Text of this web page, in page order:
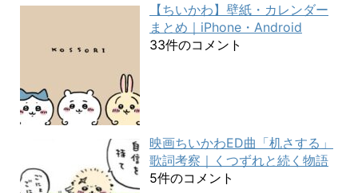
【ちいかわ】壁紙・カレンダー
まとめ｜iPhone・Android
33件のコメント
映画ちいかわED曲「机さする」
歌詞考察｜くつずれと続く物語
5件のコメント